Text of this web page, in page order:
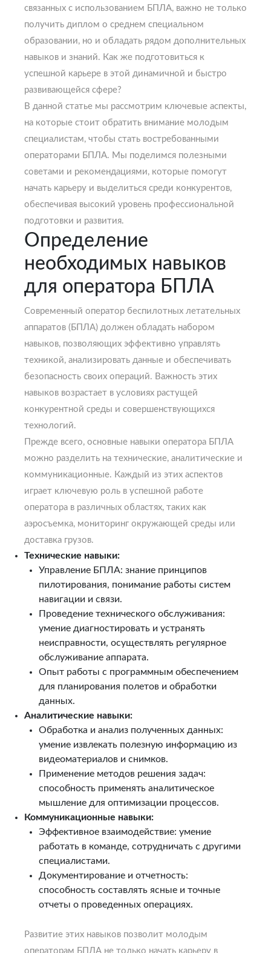
связанных с использованием БПЛА, важно не только
получить диплом о среднем специальном
образовании, но и обладать рядом дополнительных
навыков и знаний. Как же подготовиться к
успешной карьере в этой динамичной и быстро
развивающейся сфере?
В данной статье мы рассмотрим ключевые аспекты,
на которые стоит обратить внимание молодым
специалистам, чтобы стать востребованными
операторами БПЛА. Мы поделимся полезными
советами и рекомендациями, которые помогут
начать карьеру и выделиться среди конкурентов,
обеспечивая высокий уровень профессиональной
подготовки и развития.
Определение
необходимых навыков
для оператора БПЛА
Современный оператор беспилотных летательных
аппаратов (БПЛА) должен обладать набором
навыков, позволяющих эффективно управлять
техникой, анализировать данные и обеспечивать
безопасность своих операций. Важность этих
навыков возрастает в условиях растущей
конкурентной среды и совершенствующихся
технологий.
Прежде всего, основные навыки оператора БПЛА
можно разделить на технические, аналитические и
коммуникационные. Каждый из этих аспектов
играет ключевую роль в успешной работе
оператора в различных областях, таких как
аэросъемка, мониторинг окружающей среды или
доставка грузов.
Технические навыки:
Управление БПЛА: знание принципов
пилотирования, понимание работы систем
навигации и связи.
Проведение технического обслуживания:
умение диагностировать и устранять
неисправности, осуществлять регулярное
обслуживание аппарата.
Опыт работы с программным обеспечением
для планирования полетов и обработки
данных.
Аналитические навыки:
Обработка и анализ полученных данных:
умение извлекать полезную информацию из
видеоматериалов и снимков.
Применение методов решения задач:
способность применять аналитическое
мышление для оптимизации процессов.
Коммуникационные навыки:
Эффективное взаимодействие: умение
работать в команде, сотрудничать с другими
специалистами.
Документирование и отчетность:
способность составлять ясные и точные
отчеты о проведенных операциях.
Развитие этих навыков позволит молодым
операторам БПЛА не только начать карьеру в